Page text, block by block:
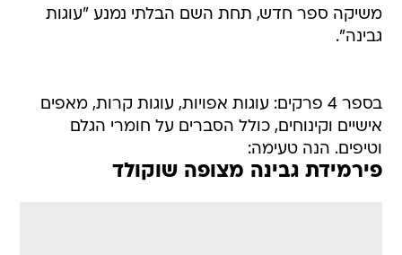
משיקה ספר חדש, תחת השם הבלתי נמנע "עוגות
גבינה".
בספר 4 פרקים: עוגות אפויות, עוגות קרות, מאפים
אישיים וקינוחים, כולל הסברים על חומרי הגלם
וטיפים. הנה טעימה:
פירמידת גבינה מצופה שוקולד